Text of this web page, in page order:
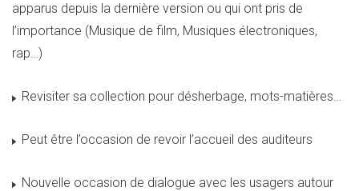
apparus depuis la dernière version ou qui ont pris de
l’importance (Musique de film, Musiques électroniques,
rap…)
Revisiter sa collection pour désherbage, mots-matières…
Peut être l’occasion de revoir l’accueil des auditeurs
Nouvelle occasion de dialogue avec les usagers autour